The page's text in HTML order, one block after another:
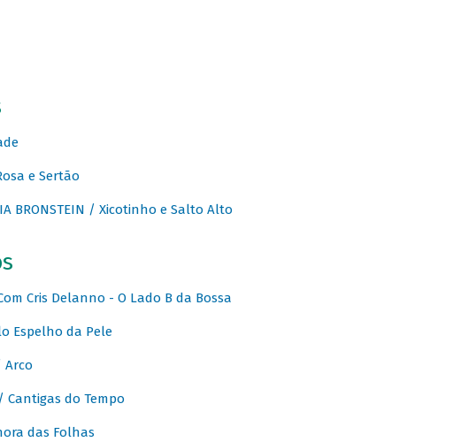
e Sertão
BRONSTEIN / Xicotinho e Salto Alto
Com Cris Delanno - O Lado B da Bossa
Espelho da Pele
Arco
/ Cantigas do Tempo
das Folhas